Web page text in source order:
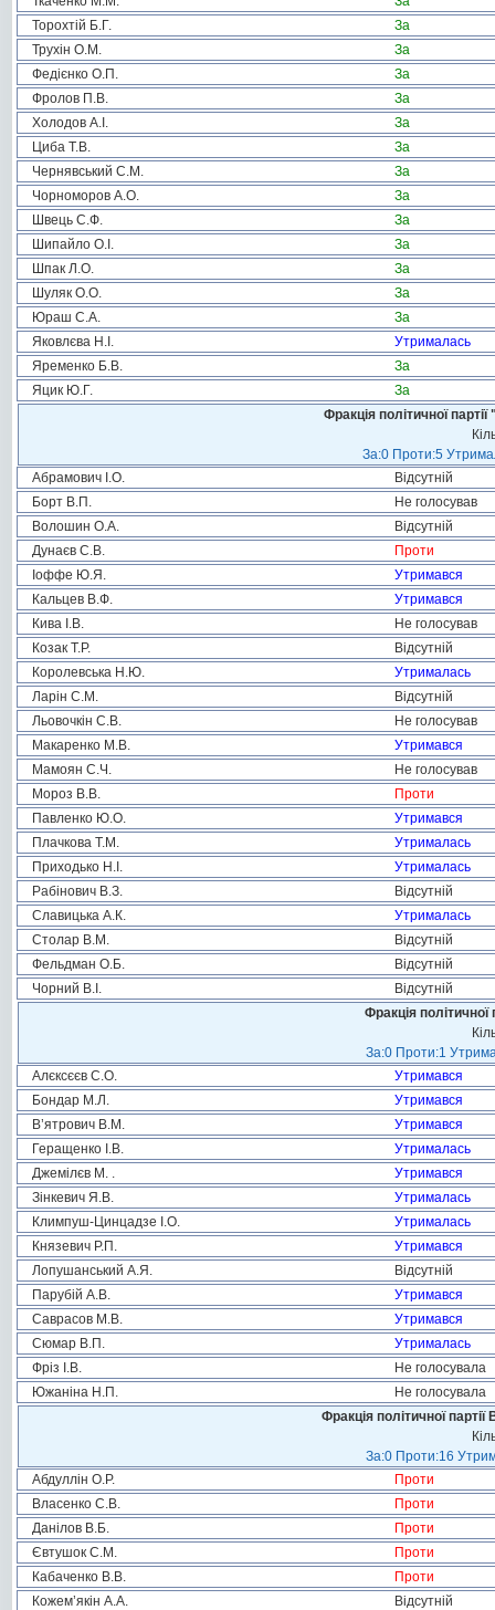
Торохтій Б.Г.
За
Трухін О.М.
За
Федієнко О.П.
За
Фролов П.В.
За
Холодов А.І.
За
Циба Т.В.
За
Чернявський С.М.
За
Чорноморов А.О.
За
Швець С.Ф.
За
Шипайло О.І.
За
Шпак Л.О.
За
Шуляк О.О.
За
Юраш С.А.
За
Яковлєва Н.І.
Утрималась
Яременко Б.В.
За
Яцик Ю.Г.
За
Фракція політичної
За:0 Проти:5
Абрамович І.О.
Відсутній
Борт В.П.
Не голосував
Волошин О.А.
Відсутній
Дунаєв С.В.
Проти
Іоффе Ю.Я.
Утримався
Кальцев В.Ф.
Утримався
Кива І.В.
Не голосував
Козак Т.Р.
Відсутній
Королевська Н.Ю.
Утрималась
Ларін С.М.
Відсутній
Льовочкін С.В.
Не голосував
Макаренко М.В.
Утримався
Мамоян С.Ч.
Не голосував
Мороз В.В.
Проти
Павленко Ю.О.
Утримався
Плачкова Т.М.
Утрималась
Приходько Н.І.
Утрималась
Рабінович В.З.
Відсутній
Славицька А.К.
Утрималась
Столар В.М.
Відсутній
Фельдман О.Б.
Відсутній
Чорний В.І.
Відсутній
Фракція
За:0 Проти:1
Алєксєєв С.О.
Утримався
Бондар М.Л.
Утримався
В’ятрович В.М.
Утримався
Геращенко І.В.
Утрималась
Джемілєв М. .
Утримався
Зінкевич Я.В.
Утрималась
Климпуш-Цинцадзе І.О.
Утрималась
Князевич Р.П.
Утримався
Лопушанський А.Я.
Відсутній
Парубій А.В.
Утримався
Саврасов М.В.
Утримався
Сюмар В.П.
Утрималась
Фріз І.В.
Не голосувала
Южаніна Н.П.
Не голосувала
Фракція політичної
За:0 Проти:16
Абдуллін О.Р.
Проти
Власенко С.В.
Проти
Данілов В.Б.
Проти
Євтушок С.М.
Проти
Кабаченко В.В.
Проти
Кожем’якін А.А.
Відсутній